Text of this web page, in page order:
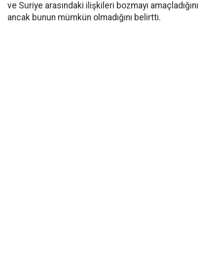
ve Suriye arasındaki ilişkileri bozmayı amaçladığını
ancak bunun mümkün olmadığını belirtti.